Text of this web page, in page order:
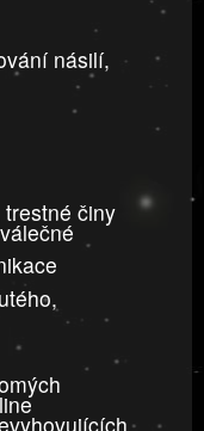
násilí,
činy